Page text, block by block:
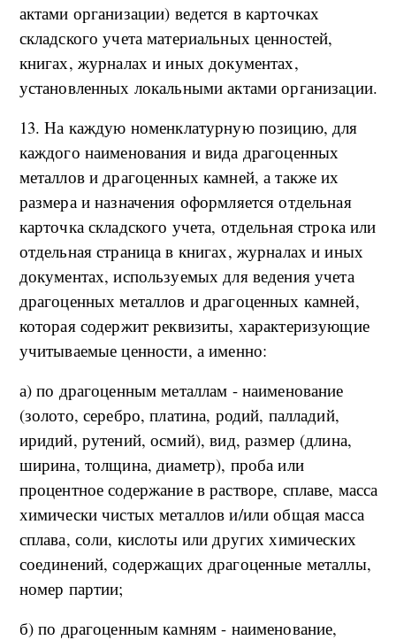
актами организации) ведется в карточках
складского учета материальных ценностей,
книгах, журналах и иных документах,
установленных локальными актами организации.
13. На каждую номенклатурную позицию, для
каждого наименования и вида драгоценных
металлов и драгоценных камней, а также их
размера и назначения оформляется отдельная
карточка складского учета, отдельная строка или
отдельная страница в книгах, журналах и иных
документах, используемых для ведения учета
драгоценных металлов и драгоценных камней,
которая содержит реквизиты, характеризующие
учитываемые ценности, а именно:
а) по драгоценным металлам - наименование
(золото, серебро, платина, родий, палладий,
иридий, рутений, осмий), вид, размер (длина,
ширина, толщина, диаметр), проба или
процентное содержание в растворе, сплаве, масса
химически чистых металлов и/или общая масса
сплава, соли, кислоты или других химических
соединений, содержащих драгоценные металлы,
номер партии;
б) по драгоценным камням - наименование,